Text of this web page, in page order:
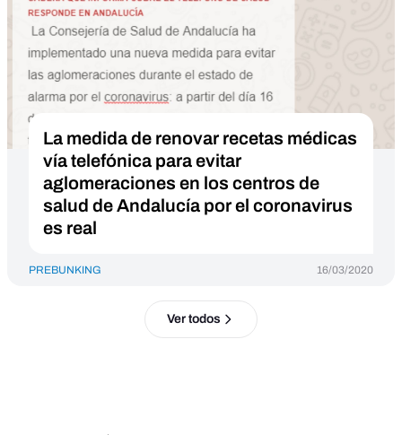
La medida de renovar recetas médicas
vía telefónica para evitar
aglomeraciones en los centros de
salud de Andalucía por el coronavirus
es real
PREBUNKING 16/03/2020
Ver todos